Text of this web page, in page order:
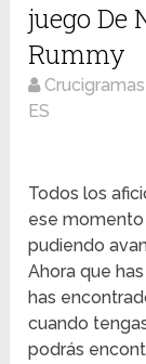
juego De
Rummy
ES
Todos los
ese momento
pudiendo
Ahora que
has
cuando
podrás